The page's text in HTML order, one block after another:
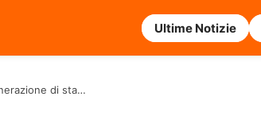
Ultime Notizie
di sta…